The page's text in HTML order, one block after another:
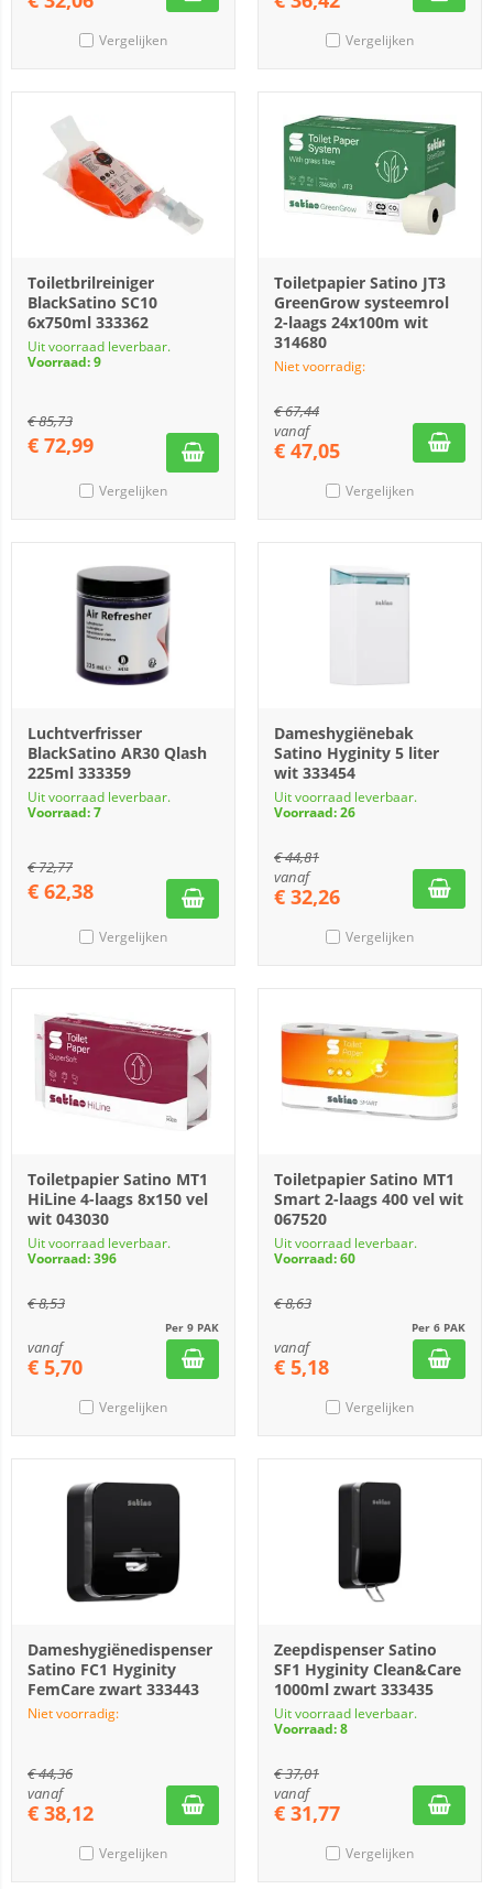
Vergelijken Vergelijken
Toiletbrilreiniger
BlackSatino SC10
6x750ml 333362
Uit voorraad leverbaar.
Voorraad: 9
€85,73
€ 72,99
Vergelijken
Toiletpapier Satino JT3
GreenGrow systeemrol
2-laags 24x100m wit
314680
Niet voorradig:
€67,44
vanaf
€ 47,05
Vergelijken
Luchtverfrisser
BlackSatino AR30 Qlash
225ml 333359
Uit voorraad leverbaar.
Voorraad: 7
€72,77
€ 62,38
Vergelijken
Dameshygiënebak
Satino Hyginity 5 liter
wit 333454
Uit voorraad leverbaar.
Voorraad: 26
€44,81
vanaf
€ 32,26
Vergelijken
Toiletpapier Satino MT1
HiLine 4-laags 8x150 vel
wit 043030
Uit voorraad leverbaar.
Voorraad: 396
€8,53
Per 9 PAK
vanaf
€ 5,70
Vergelijken
Toiletpapier Satino MT1
Smart 2-laags 400 vel wit
067520
Uit voorraad leverbaar.
Voorraad: 60
€8,63
Per 6 PAK
vanaf
€ 5,18
Vergelijken
Dameshygiënedispenser
Satino FC1 Hyginity
FemCare zwart 333443
Niet voorradig:
€44,36
vanaf
€ 38,12
Vergelijken
Zeepdispenser Satino
SF1 Hyginity Clean&Care
1000ml zwart 333435
Uit voorraad leverbaar.
Voorraad: 8
€37,01
vanaf
€ 31,77
Vergelijken